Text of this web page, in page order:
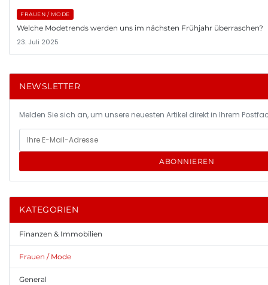
FRAUEN / MODE
Welche Modetrends werden uns im nächsten Frühjahr überraschen?
23. Juli 2025
NEWSLETTER
Melden Sie sich an, um unsere neuesten Artikel direkt in Ihrem
ABONNIEREN
KATEGORIEN
Finanzen & Immobilien
Frauen / Mode
General